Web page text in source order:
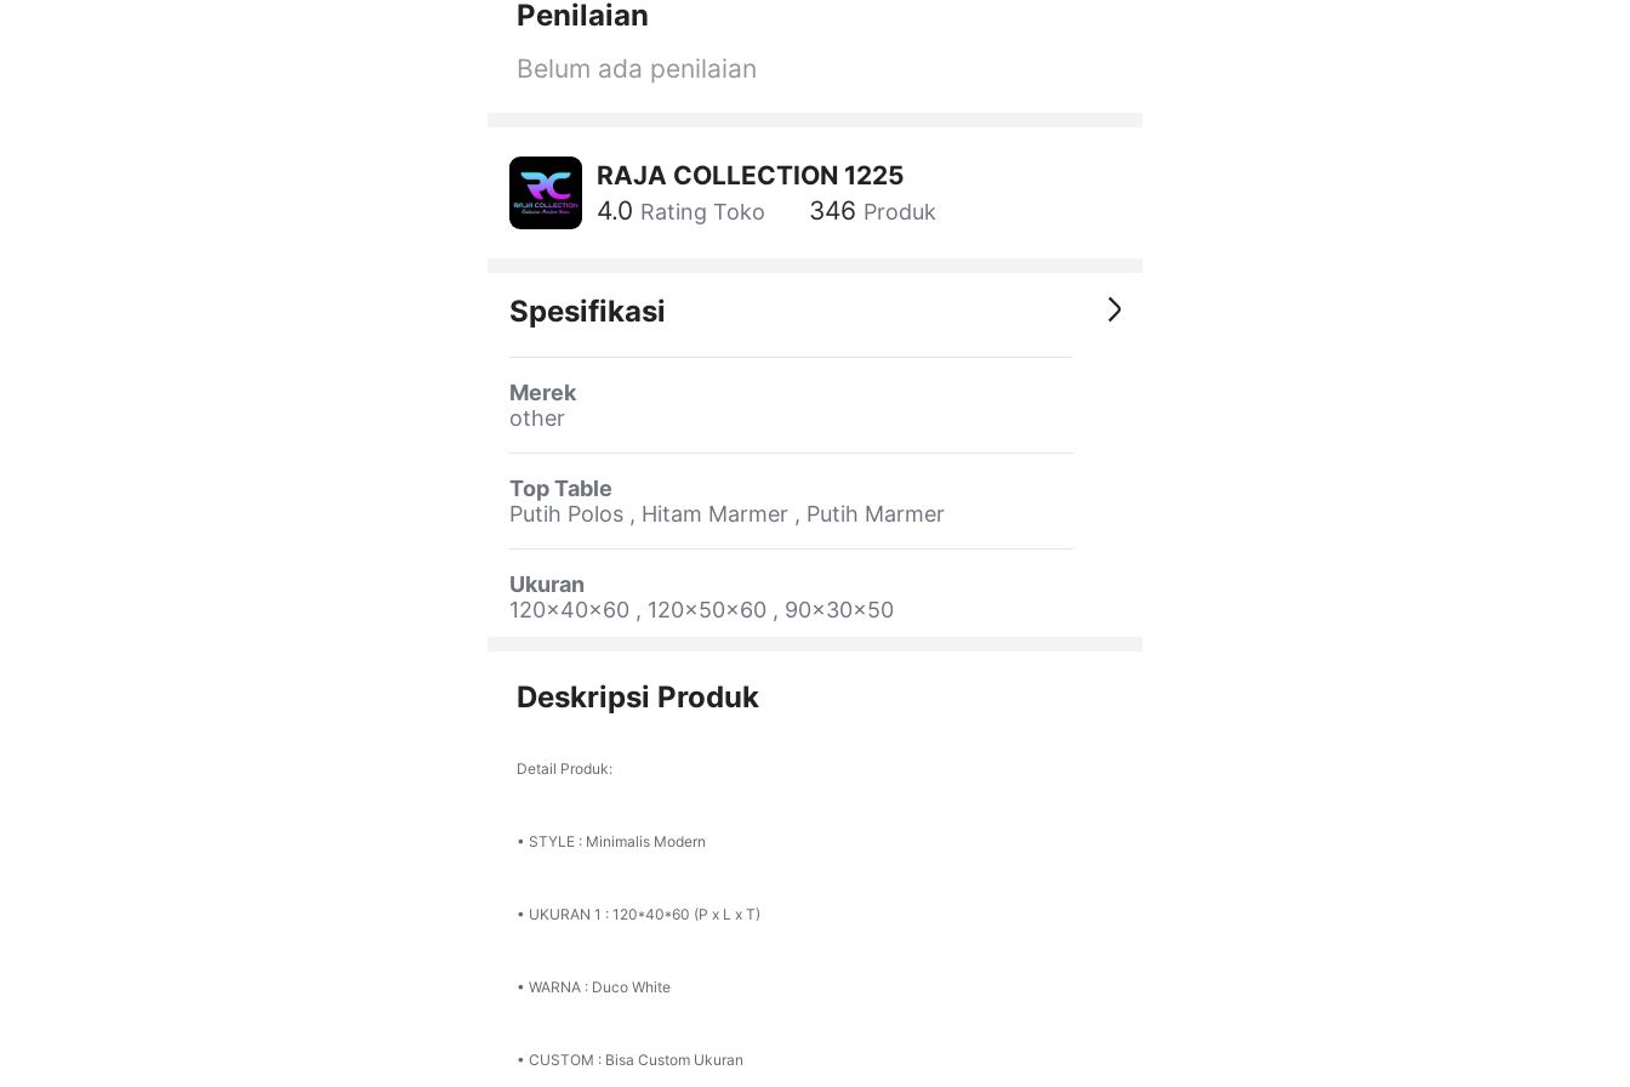
Penilaian
Belum ada penilaian
RAJA COLLECTION 1225
4.0 Rating Toko 346 Produk
Spesifikasi
Merek
other
Top Table
Putih Polos , Hitam Marmer , Putih Marmer
Ukuran
120x40x60 , 120x50x60 , 90x30x50
Deskripsi Produk
Detail Produk:
• STYLE : Minimalis Modern
• UKURAN 1 : 120*40*60 (P x L x T)
• WARNA : Duco White
• CUSTOM : Bisa Custom Ukuran